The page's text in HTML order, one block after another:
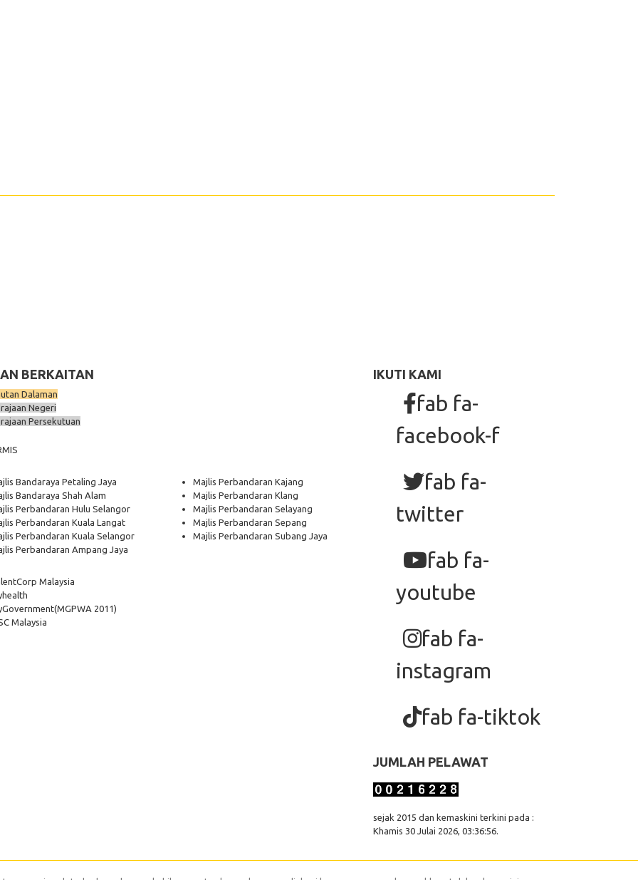
BERKAITAN
Dalaman
Negeri
Persekutuan
Bandaraya Petaling Jaya
Bandaraya Shah Alam
Perbandaran Hulu Selangor
Perbandaran Kuala Langat
Perbandaran Kuala Selangor
Perbandaran Ampang Jaya
Majlis Perbandaran Kajang
Majlis Perbandaran Klang
Majlis Perbandaran Selayang
Majlis Perbandaran Sepang
Majlis Perbandaran Subang Jaya
Malaysia
(MGPWA 2011)
Malaysia
IKUTI KAMI
fab fa-
facebook-f
fab fa-
twitter
fab fa-
youtube
fab fa-
instagram
fab fa-tiktok
JUMLAH PELAWAT
sejak 2015 dan kemaskini terkini pada :
Khamis 30 Julai 2026, 03:36:56.